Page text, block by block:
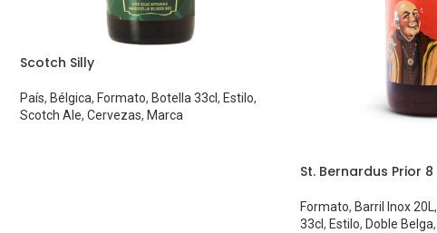
Scotch Silly
País, Bélgica, Formato, Botella 33cl, Estilo,
Scotch Ale, Cervezas, Marca
St. Bernardus Prior 8
Formato, Barril Inox 20L,
33cl, Estilo, Doble Belga,